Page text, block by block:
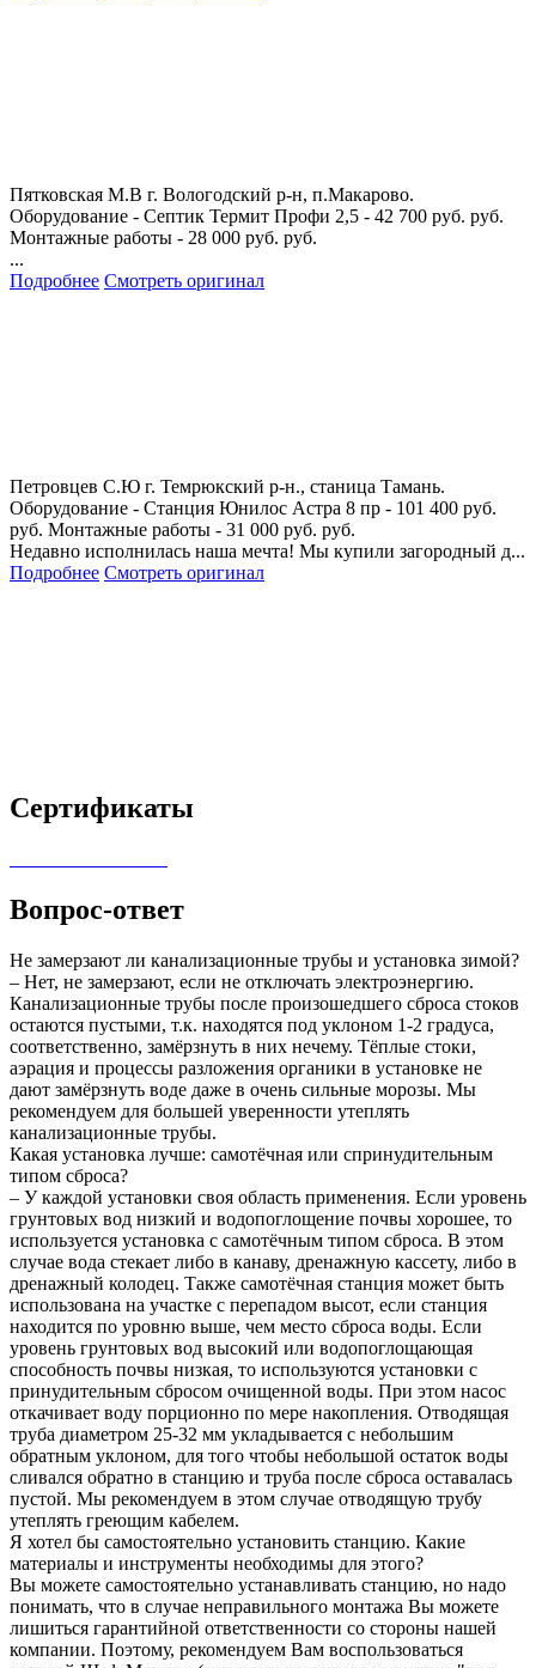
Пятковская М.В г. Вологодский р-н, п.Макарово.
Оборудование - Септик Термит Профи 2,5 - 42 700 руб. руб.
Монтажные работы - 28 000 руб. руб.
...
Подробнее Смотреть оригинал
Петровцев С.Ю г. Темрюкский р-н., станица Тамань.
Оборудование - Станция Юнилос Астра 8 пр - 101 400 руб.
руб. Монтажные работы - 31 000 руб. руб.
Недавно исполнилась наша мечта! Мы купили загородный д...
Подробнее Смотреть оригинал
Сертификаты
Вопрос-ответ
Не замерзают ли канализационные трубы и установка зимой?
– Нет, не замерзают, если не отключать электроэнергию.
Канализационные трубы после произошедшего сброса стоков
остаются пустыми, т.к. находятся под уклоном 1-2 градуса,
соответственно, замёрзнуть в них нечему. Тёплые стоки,
аэрация и процессы разложения органики в установке не
дают замёрзнуть воде даже в очень сильные морозы. Мы
рекомендуем для большей уверенности утеплять
канализационные трубы.
Какая установка лучше: самотёчная или спринудительным
типом сброса?
– У каждой установки своя область применения. Если уровень
грунтовых вод низкий и водопоглощение почвы хорошее, то
используется установка с самотёчным типом сброса. В этом
случае вода стекает либо в канаву, дренажную кассету, либо в
дренажный колодец. Также самотёчная станция может быть
использована на участке с перепадом высот, если станция
находится по уровню выше, чем место сброса воды. Если
уровень грунтовых вод высокий или водопоглощающая
способность почвы низкая, то используются установки с
принудительным сбросом очищенной воды. При этом насос
откачивает воду порционно по мере накопления. Отводящая
труба диаметром 25-32 мм укладывается с небольшим
обратным уклоном, для того чтобы небольшой остаток воды
сливался обратно в станцию и труба после сброса оставалась
пустой. Мы рекомендуем в этом случае отводящую трубу
утеплять греющим кабелем.
Я хотел бы самостоятельно установить станцию. Какие
материалы и инструменты необходимы для этого?
Вы можете самостоятельно устанавливать станцию, но надо
понимать, что в случае неправильного монтажа Вы можете
лишиться гарантийной ответственности со стороны нашей
компании. Поэтому, рекомендуем Вам воспользоваться